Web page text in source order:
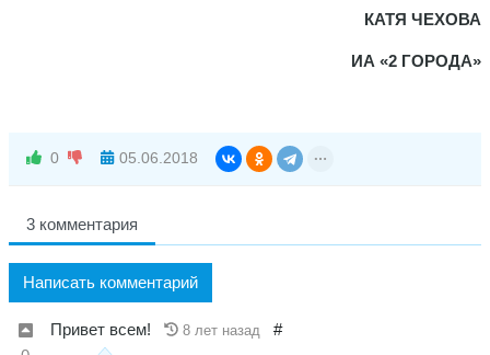
КАТЯ ЧЕХОВА
ИА «2 ГОРОДА»
0 05.06.2018
3 комментария
Написать комментарий
Привет всем! 8 лет назад #